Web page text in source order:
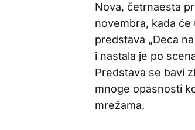
Nova, četrnaesta
novembra, kada
predstava „Deca
i nastala je po
Predstava se bavi
mnoge opasnosti
mrežama.